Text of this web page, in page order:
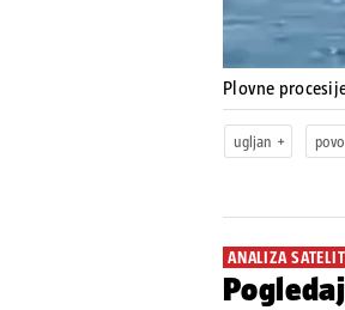
Plovne
ugljan
ANALIZA